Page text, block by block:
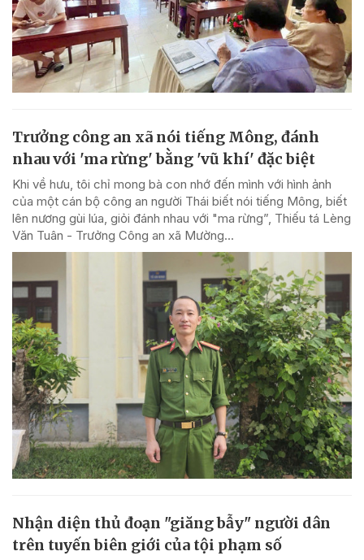
Trưởng công an xã nói tiếng Mông, đánh
nhau với 'ma rừng' bằng 'vũ khí' đặc biệt
Khi về hưu, tôi chỉ mong bà con nhớ đến mình với hình ảnh
của một cán bộ công an người Thái biết nói tiếng Mông, biết
lên nương gùi lúa, giỏi đánh nhau với "ma rừng”, Thiếu tá Lèng
Văn Tuân - Trưởng Công an xã Mường...
Nhận diện thủ đoạn "giăng bẫy" người dân
trên tuyến biên giới của tội phạm số